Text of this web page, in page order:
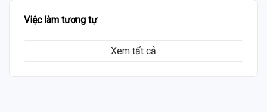
Việc làm tương tự
Xem tất cả